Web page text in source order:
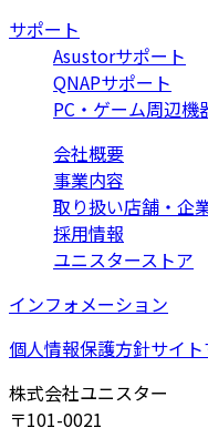
サポート
Asustorサポート
QNAPサポート
PC・ゲーム周辺機
会社概要
事業内容
取り扱い店舗・企
採用情報
ユニスターストア
インフォメーション
個人情報保護方針サイ
株式会社ユニスター
〒101-0021